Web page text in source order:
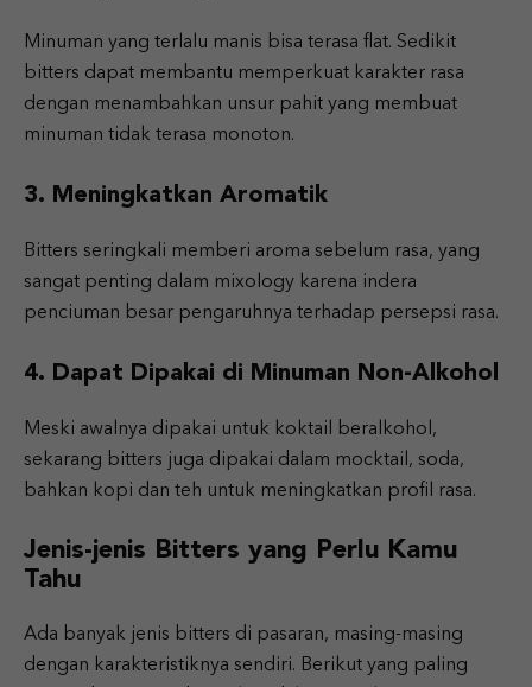
Minuman yang terlalu manis bisa terasa flat. Sedikit
bitters dapat membantu memperkuat karakter rasa
dengan menambahkan unsur pahit yang membuat
minuman tidak terasa monoton.
3. Meningkatkan Aromatik
Bitters seringkali memberi aroma sebelum rasa, yang
sangat penting dalam mixology karena indera
penciuman besar pengaruhnya terhadap persepsi rasa.
4. Dapat Dipakai di Minuman Non-Alkohol
Meski awalnya dipakai untuk koktail beralkohol,
sekarang bitters juga dipakai dalam mocktail, soda,
bahkan kopi dan teh untuk meningkatkan profil rasa.
Jenis-jenis Bitters yang Perlu Kamu
Tahu
Ada banyak jenis bitters di pasaran, masing-masing
dengan karakteristiknya sendiri. Berikut yang paling